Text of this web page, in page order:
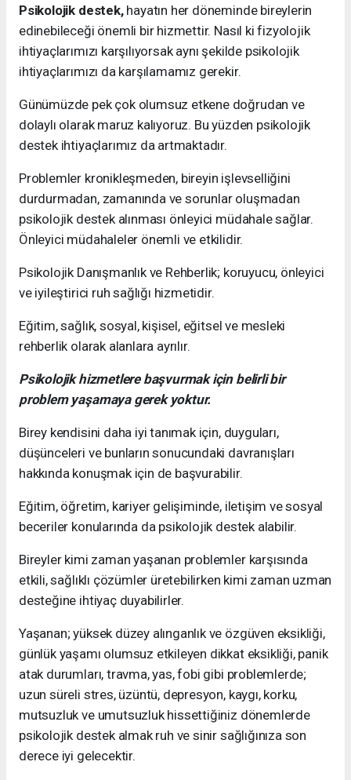
Psikolojik destek,hayatın her döneminde bireylerin
edinebileceği önemli bir hizmettir. Nasıl ki fizyolojik
ihtiyaçlarımızı karşılıyorsak aynı şekilde psikolojik
ihtiyaçlarımızı da karşılamamız gerekir.
Günümüzde pek çok olumsuz etkene doğrudan ve
dolaylı olarak maruz kalıyoruz. Bu yüzden psikolojik
destek ihtiyaçlarımız da artmaktadır.
Problemler kronikleşmeden, bireyin işlevselliğini
durdurmadan, zamanında ve sorunlar oluşmadan
psikolojik destek alınması önleyici müdahale sağlar.
Önleyici müdahaleler önemli ve etkilidir.
Psikolojik Danışmanlık ve Rehberlik; koruyucu, önleyici
ve iyileştirici ruh sağlığı hizmetidir.
Eğitim, sağlık, sosyal, kişisel, eğitsel ve mesleki
rehberlik olarak alanlara ayrılır.
Psikolojik hizmetlere başvurmak için belirli bir
problem yaşamaya gerek yoktur.
Birey kendisini daha iyi tanımak için, duyguları,
düşünceleri ve bunların sonucundaki davranışları
hakkında konuşmak için de başvurabilir.
Eğitim, öğretim, kariyer gelişiminde, iletişim ve sosyal
beceriler konularında da psikolojik destek alabilir.
Bireyler kimi zaman yaşanan problemler karşısında
etkili, sağlıklı çözümler üretebilirken kimi zaman uzman
desteğine ihtiyaç duyabilirler.
Yaşanan; yüksek düzey alınganlık ve özgüven eksikliği,
günlük yaşamı olumsuz etkileyen dikkat eksikliği, panik
atak durumları, travma, yas, fobi gibi problemlerde;
uzun süreli stres, üzüntü, depresyon, kaygı, korku,
mutsuzluk ve umutsuzluk hissettiğiniz dönemlerde
psikolojik destek almak ruh ve sinir sağlığınıza son
derece iyi gelecektir.